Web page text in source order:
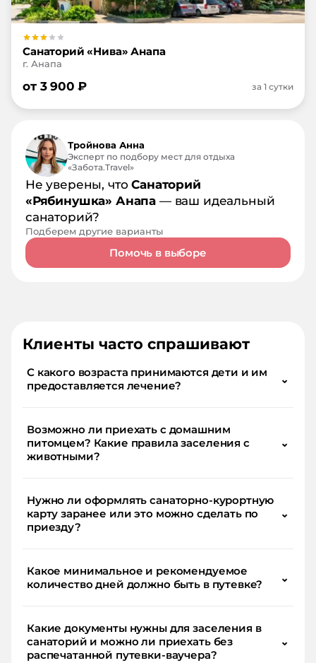
Санаторий «Нива» Анапа
г. Анапа
от 3 900 ₽ за 1 сутки
Тройнова Анна
Эксперт по подбору мест для отдыха
«Забота.Travel»
Не уверены, чтоСанаторий
«Рябинушка» Анапа — ваш идеальный
санаторий?
Подберем другие варианты
Помочь в выборе
Клиенты часто спрашивают
С какого возраста принимаются дети и им
предоставляется лечение?
⌄
Возможно ли приехать с домашним
питомцем? Какие правила заселения с
животными?
⌄
Нужно ли оформлять санаторно-курортную
карту заранее или это можно сделать по
приезду?
⌄
Какое минимальное и рекомендуемое
количество дней должно быть в путевке?
⌄
Какие документы нужны для заселения в
санаторий и можно ли приехать без
распечатанной путевки-ваучера?
⌄